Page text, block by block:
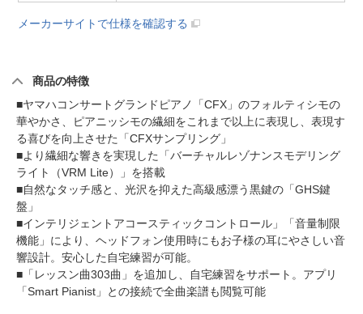
メーカーサイトで仕様を確認する
商品の特徴
■ヤマハコンサートグランドピアノ「CFX」のフォルティシモの
華やかさ、ピアニッシモの繊細をこれまで以上に表現し、表現す
る喜びを向上させた「CFXサンプリング」
■より繊細な響きを実現した「バーチャルレゾナンスモデリング
ライト（VRM Lite）」を搭載
■自然なタッチ感と、光沢を抑えた高級感漂う黒鍵の「GHS鍵
盤」
■インテリジェントアコースティックコントロール」「音量制限
機能」により、ヘッドフォン使用時にもお子様の耳にやさしい音
響設計。安心した自宅練習が可能。
■「レッスン曲303曲」を追加し、自宅練習をサポート。アプリ
「Smart Pianist」との接続で全曲楽譜も閲覧可能